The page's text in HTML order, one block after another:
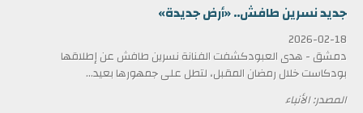
جديد نسرين طافش.. «أرض جديدة»
2026-02-18
دمشق - هدى العبودكشفت الفنانة نسرين طافش عن إطلاقها
بودكاست خلال رمضان المقبل، لتطل على جمهورها بعيد...
المصدر: الأنباء